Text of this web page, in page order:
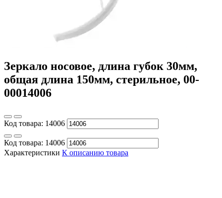
Зеркало носовое, длина губок 30мм,
общая длина 150мм, стерильное, 00-
00014006
Код товара: 14006
Код товара: 14006
Характеристики К описанию товара